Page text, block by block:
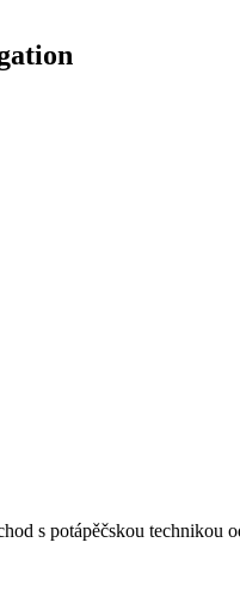
s potápěčskou technikou